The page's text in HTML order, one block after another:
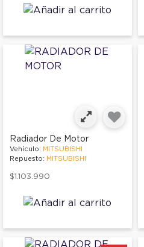
Radiador De Motor
Vehículo: MITSUBISHI
Repuesto: MITSUBISHI
$1.103.990